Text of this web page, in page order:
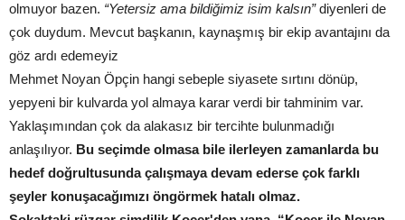
olmuyor bazen. “Yetersiz ama bildiğimiz isim kalsın”diyenleri de
çok duydum. Mevcut başkanın, kaynaşmış bir ekip avantajını da
göz ardı edemeyiz
Mehmet Noyan Öpçin hangi sebeple siyasete sırtını dönüp,
yepyeni bir kulvarda yol almaya karar verdi bir tahminim var.
Yaklaşımından çok da alakasız bir tercihte bulunmadığı
anlaşılıyor. Bu seçimde olmasa bile ilerleyen zamanlarda bu
hedef doğrultusunda çalışmaya devam ederse çok farklı
şeyler konuşacağımızı öngörmek hatalı olmaz.